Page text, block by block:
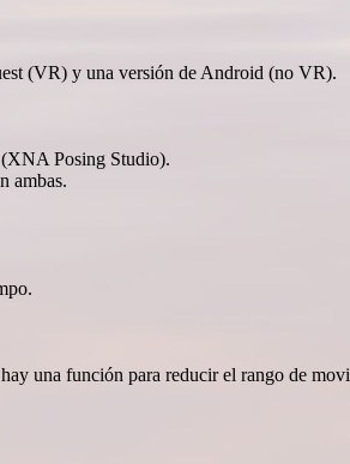
(VR) y una versión de Android (no VR).
Posing Studio).
ambas.
una función para reducir el rango de